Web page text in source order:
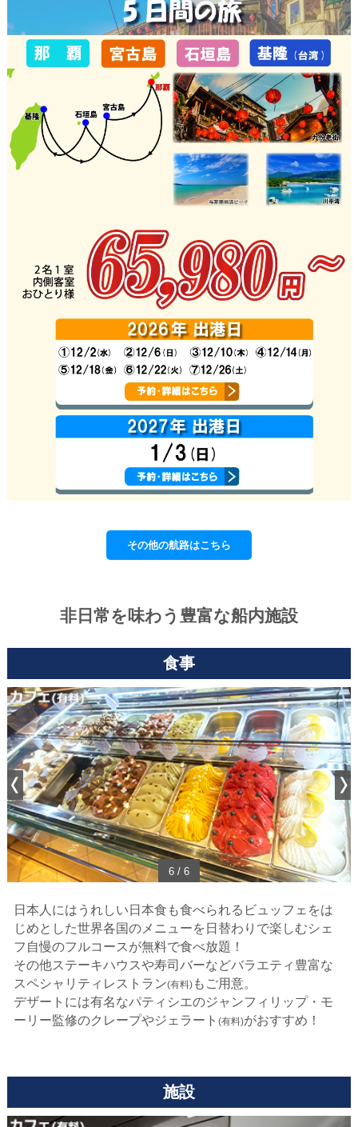
その他の航路はこちら
非日常を味わう豊富な船内施設
食事
1/ 6
日本人にはうれしい日本食も食べられるビュッフェをは
じめとした世界各国のメニューを日替わりで楽しむシェ
フ自慢のフルコースが無料で食べ放題！
その他ステーキハウスや寿司バーなどバラエティ豊富な
スペシャリティレストラン(有料)もご用意。
デザートには有名なパティシエのジャンフィリップ・モ
ーリー監修のクレープやジェラート (有料)がおすすめ！
施設